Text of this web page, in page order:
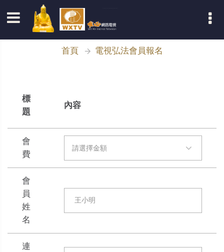
首頁 電視弘法會員報名
標
題
內容
會
費
請選擇金額
會
員
姓
名
連